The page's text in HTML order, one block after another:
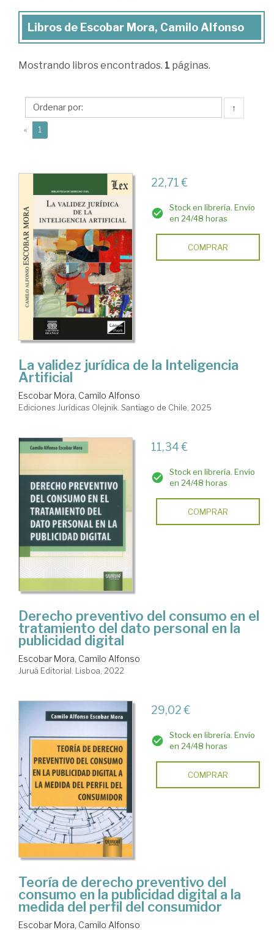
Libros
Escobar
Camilo
Alfonso
Libros de Escobar Mora, Camilo Alfonso
Mostrando libros encontrados. 1 páginas.
↑
« 1
22,71 €
Stock en librería. Envío
en 24/48 horas
COMPRAR
La validez jurídica de la Inteligencia
Artificial
Escobar Mora, Camilo Alfonso
Ediciones Jurídicas Olejnik. Santiago de Chile, 2025
11,34 €
Stock en librería. Envío
en 24/48 horas
COMPRAR
Derecho preventivo del consumo en el
tratamiento del dato personal en la
publicidad digital
Escobar Mora, Camilo Alfonso
Juruá Editorial. Lisboa, 2022
29,02 €
Stock en librería. Envío
en 24/48 horas
COMPRAR
Teoría de derecho preventivo del
consumo en la publicidad digital a la
medida del perfil del consumidor
Escobar Mora, Camilo Alfonso